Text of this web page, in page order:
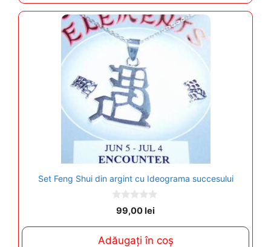
Set Feng Shui din argint cu Ideograma succesului
0
o
99,00lei
Adăugați în coș